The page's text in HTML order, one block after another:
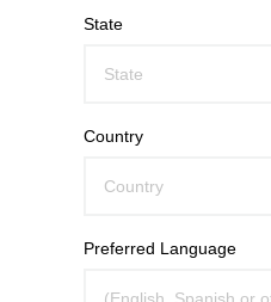
State
Country
Preferred Language